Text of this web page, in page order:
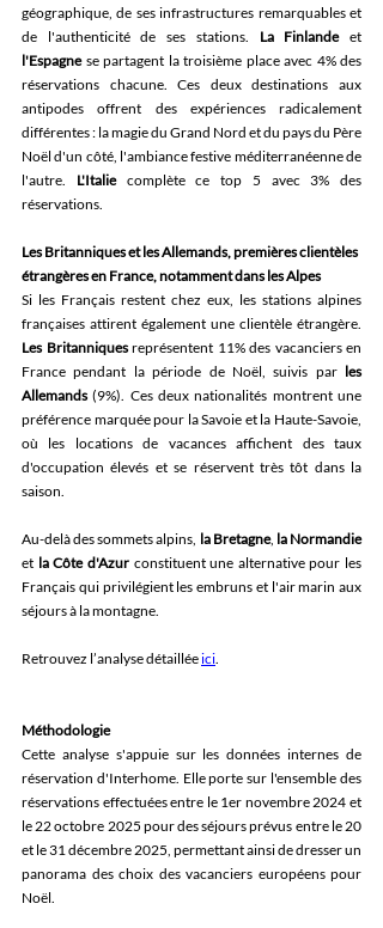
géographique, de ses infrastructures remarquables et
de l'authenticité de ses stations. La Finlande
l'Espagne se partagent la troisième place avec 4% des
réservations chacune. Ces deux destinations aux
antipodes offrent des expériences radicalement
différentes : la magie du Grand Nord et du pays du Père
Noël d'un côté, l'ambiance festive méditerranéenne de
l'autre. L'Italie complète ce top 5 avec 3% des
réservations.
Les Britanniques et les Allemands, premières clientèles
étrangères en France, notamment dans les Alpes
Si les Français restent chez eux, les stations alpines
Les Britanniques représentent 11% des vacanciers en
France pendant la période de Noël, suivis par les
Allemands (9%). Ces deux nationalités montrent une
préférence marquée pour la Savoie et la Haute-Savoie,
où les locations de vacances affichent des taux
d'occupation élevés et se réservent très tôt dans la
saison.
Au-delà des sommets alpins, la Bretagne, la Normandie
et la Côte d'Azur constituent une alternative pour les
Français qui privilégient les embruns et l'air marin aux
séjours à la montagne.
Retrouvez l’analyse détaillée ici.
Méthodologie
Cette analyse s'appuie sur les données internes de
réservation d'Interhome. Elle porte sur l'ensemble des
réservations effectuées entre le 1er novembre 2024 et
le 22 octobre 2025 pour des séjours prévus entre le 20
et le 31 décembre 2025, permettant ainsi de dresser un
panorama des choix des vacanciers européens pour
Noël.